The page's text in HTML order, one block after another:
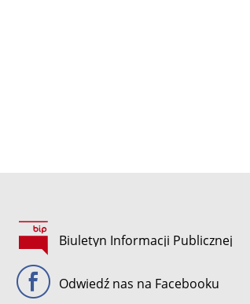
Biuletyn Informacji Publicznej
Odwiedź nas na Facebooku